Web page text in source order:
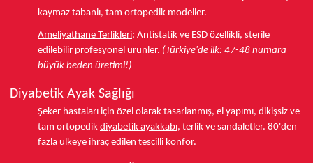
kaymaz tabanlı, tam ortopedik modeller.
Ameliyathane Terlikleri: Antistatik ve ESD özellikli, sterile
edilebilir profesyonel ürünler. (Türkiye'de ilk: 47-48 numara
büyük beden üretimi!)
Diyabetik Ayak Sağlığı
Şeker hastaları için özel olarak tasarlanmış, el yapımı, dikişsiz ve
tam ortopedik diyabetik ayakkabı, terlik ve sandaletler. 80'den
fazla ülkeye ihraç edilen tescilli konfor.